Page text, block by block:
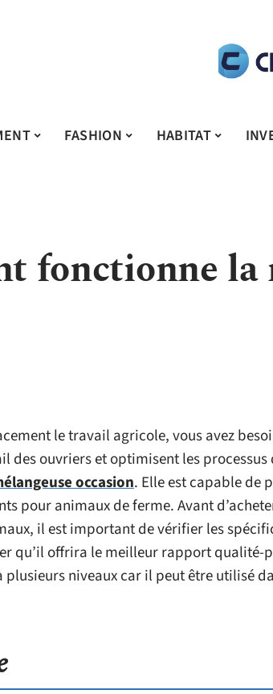
FASHION HABITAT
fonctionne la
le travail agricole, vous avez
des ouvriers et optimisent les
occasion. Elle est capable de
pour animaux de ferme. Avant
il est important de vérifier les
qu’il offrira le meilleur rapport qualité-
plusieurs niveaux car il peut être utilisé